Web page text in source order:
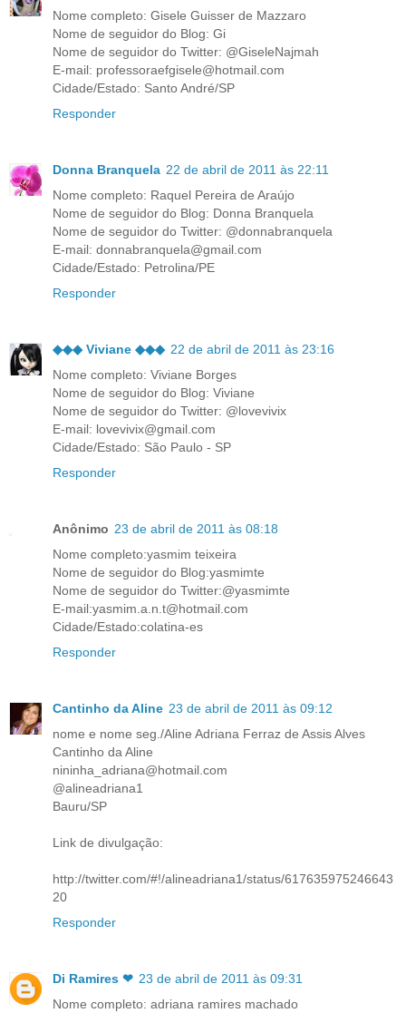
Nome completo: Gisele Guisser de Mazzaro
Nome de seguidor do Blog: Gi
Nome de seguidor do Twitter: @GiseleNajmah
E-mail: professoraefgisele@hotmail.com
Cidade/Estado: Santo André/SP
Responder
Donna Branquela 22 de abril de 2011 às 22:11
Nome completo: Raquel Pereira de Araújo
Nome de seguidor do Blog: Donna Branquela
Nome de seguidor do Twitter: @donnabranquela
E-mail: donnabranquela@gmail.com
Cidade/Estado: Petrolina/PE
Responder
◆◆◆ Viviane ◆◆◆ 22 de abril de 2011 às 23:16
Nome completo: Viviane Borges
Nome de seguidor do Blog: Viviane
Nome de seguidor do Twitter: @lovevivix
E-mail: lovevivix@gmail.com
Cidade/Estado: São Paulo - SP
Responder
Anônimo 23 de abril de 2011 às 08:18
Nome completo:yasmim teixeira
Nome de seguidor do Blog:yasmimte
Nome de seguidor do Twitter:@yasmimte
E-mail:yasmim.a.n.t@hotmail.com
Cidade/Estado:colatina-es
Responder
Cantinho da Aline 23 de abril de 2011 às 09:12
nome e nome seg./Aline Adriana Ferraz de Assis Alves
Cantinho da Aline
nininha_adriana@hotmail.com
@alineadriana1
Bauru/SP
Link de divulgação:
http://twitter.com/#!/alineadriana1/status/617635975246643
20
Responder
Di Ramires ❤ 23 de abril de 2011 às 09:31
Nome completo: adriana ramires machado